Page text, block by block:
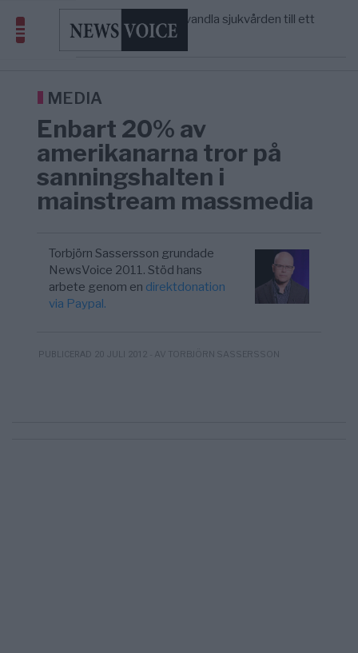
5/8
S och KD vill omvandla sjukvården till ett
geografiskt apartheidsystem
AFRIKA
Massiv anstormning till Ceuta – Misstankar
America” – Finally
MEDIA
Enbart 20% av
amerikanarna tror på
sanningshalten i
mainstream massmedia
Torbjörn Sassersson grundade
NewsVoice 2011. Stöd hans
arbete genom en direktdonation
via Paypal.
PUBLICERAD 20 JULI 2012 - AV TORBJÖRN SASSERSSON